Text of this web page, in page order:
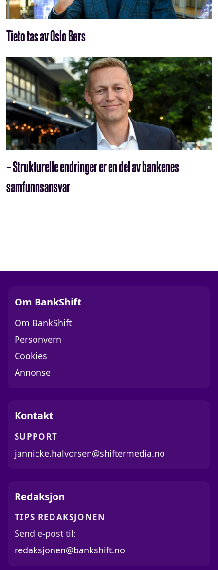
Tieto tas av Oslo Børs
– Strukturelle endringer er en del av bankenes
samfunnsansvar
Om BankShift
Om BankShift
Personvern
Cookies
Annonse
Kontakt
SUPPORT
jannicke.halvorsen@shiftermedia.no
Redaksjon
TIPS REDAKSJONEN
Send e-post til:
redaksjonen@bankshift.no